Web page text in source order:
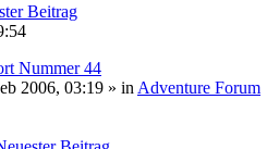
Beitrag
Nummer 44
2006, 03:19 » in Adventure Forum